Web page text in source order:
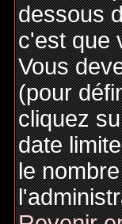
dessous
c'est que
Vous
(pour
cliquez
date
le